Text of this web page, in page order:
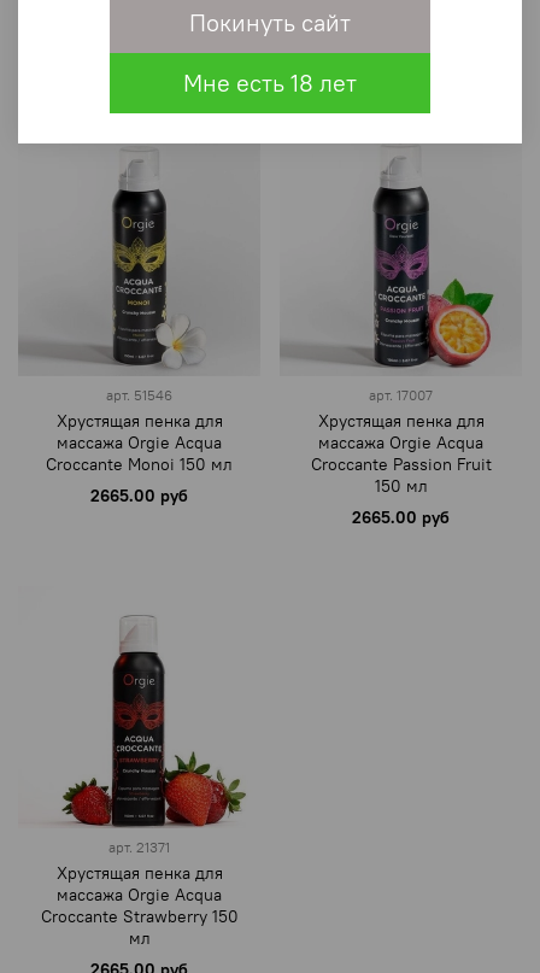
Шампанское и клубника
арт. 51546
Хрустящая пенка для
массажа Orgie Acqua
Croccante Monoi 150 мл
2665.00 руб
арт. 17007
Хрустящая пенка для
массажа Orgie Acqua
Croccante Passion Fruit
150 мл
2665.00 руб
арт. 21371
Хрустящая пенка для
массажа Orgie Acqua
Croccante Strawberry 150
мл
Покинуть сайт
Мне есть 18 лет